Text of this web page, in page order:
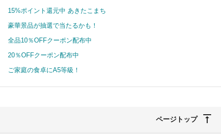
15%ポイント還元中 あきたこまち
豪華景品が抽選で当たるかも！
全品10％OFFクーポン配布中
20％OFFクーポン配布中
ご家庭の食卓にA5等級！
ページトップ